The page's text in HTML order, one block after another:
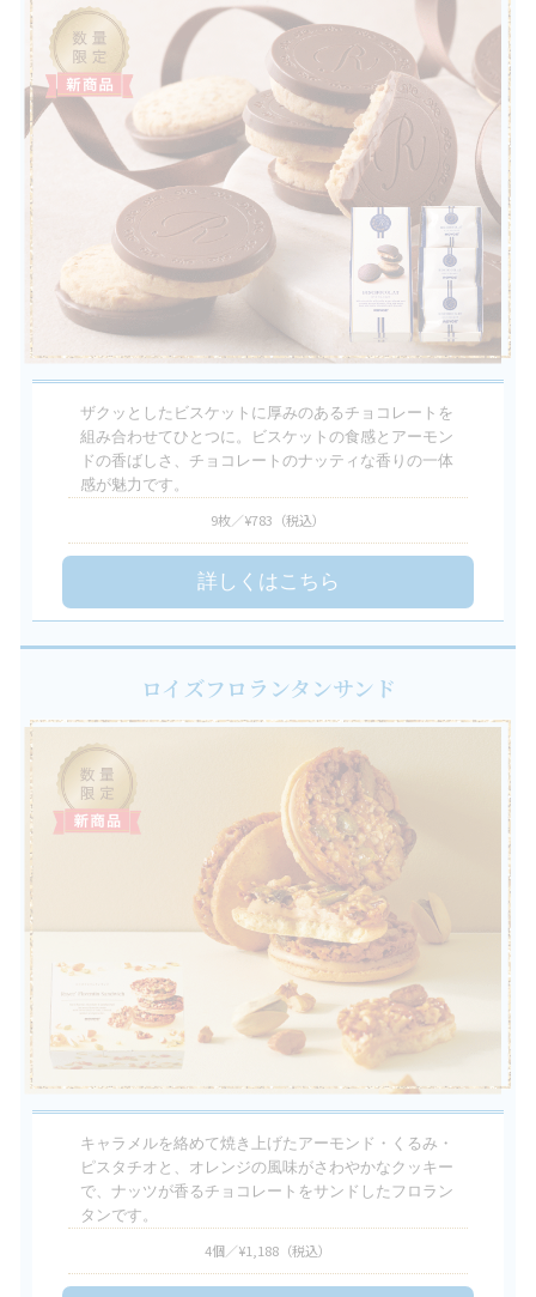
ザクッとしたビスケットに厚みのあるチョコレートを
組み合わせてひとつに。ビスケットの食感とアーモン
ドの香ばしさ、チョコレートのナッティな香りの一体
感が魅力です。
9枚／¥783 （税込）
詳しくはこちら
ロイズフロランタンサンド
キャラメルを絡めて焼き上げたアーモンド・くるみ・
ピスタチオと、オレンジの風味がさわやかなクッキー
で、ナッツが香るチョコレートをサンドしたフロラン
タンです。
4個／¥1,188 （税込）